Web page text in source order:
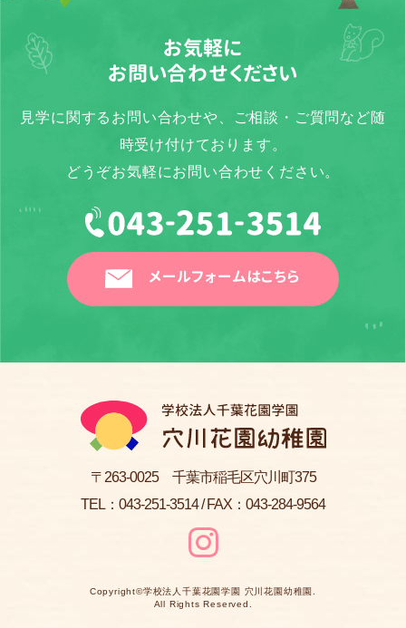
お気軽に
お問い合わせください
見学に関するお問い合わせや、ご相談・ご質問など随
時受け付けております。
どうぞお気軽にお問い合わせください。
メールフォームはこちら
〒263-0025 千葉市稲毛区穴川町375
TEL： 043-251-3514/ FAX：043-284-9564
Copyright©学校法人千葉花園学園 穴川花園幼稚園 .
All Rights Reserved.